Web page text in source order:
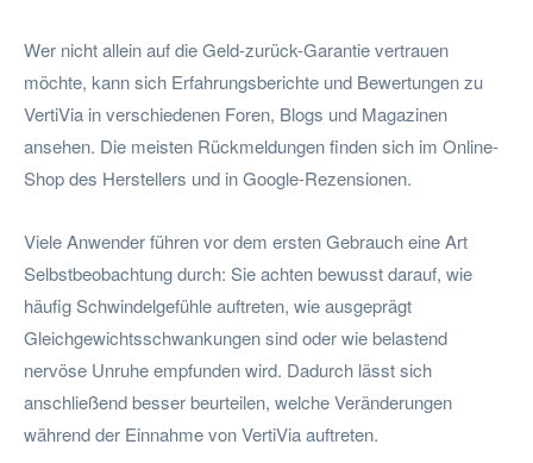
Wer nicht allein auf die Geld-zurück-Garantie vertrauen
möchte, kann sich Erfahrungsberichte und Bewertungen zu
VertiVia in verschiedenen Foren, Blogs und Magazinen
ansehen. Die meisten Rückmeldungen finden sich im Online-
Shop des Herstellers und in Google-Rezensionen.
Viele Anwender führen vor dem ersten Gebrauch eine Art
Selbstbeobachtung durch: Sie achten bewusst darauf, wie
häufig Schwindelgefühle auftreten, wie ausgeprägt
Gleichgewichtsschwankungen sind oder wie belastend
nervöse Unruhe empfunden wird. Dadurch lässt sich
anschließend besser beurteilen, welche Veränderungen
während der Einnahme von VertiVia auftreten.